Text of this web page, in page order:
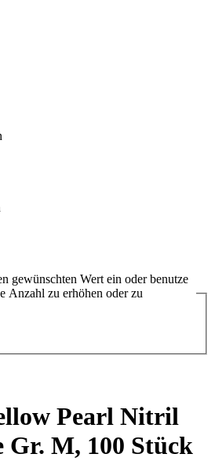
gewünschten Wert ein oder benutze
Anzahl zu erhöhen oder zu
Pearl Nitril
Gr. M, 100 Stück